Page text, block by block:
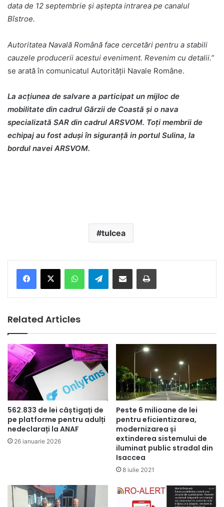
data de 12 septembrie şi aştepta intrarea pe canalul
Bîstroe.
Autoritatea Navală Română face cercetări pentru a stabili
cauzele producerii acestui eveniment. Revenim cu detalii.”
se arată în comunicatul Autorității Navale Române.
La acțiunea de salvare a participat un mijloc de
mobilitate din cadrul Gărzii de Coastă și o nava
specializată SAR din cadrul ARSVOM. Toți membrii de
echipaj au fost aduși în siguranță in portul Sulina, la
bordul navei ARSVOM.
tulcea
Telegram
Related Articles
562.833 de lei câștigați de
pe platforme pentru adulți
nedeclarați la ANAF
26 ianuarie 2026
Peste 6 milioane de lei
pentru eficientizarea,
modernizarea și
extinderea sistemului de
iluminat public stradal din
Isaccea
8 iulie 2021